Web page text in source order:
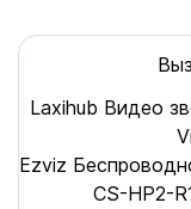
Laxihub Видео
Ezviz
CS-HP2-